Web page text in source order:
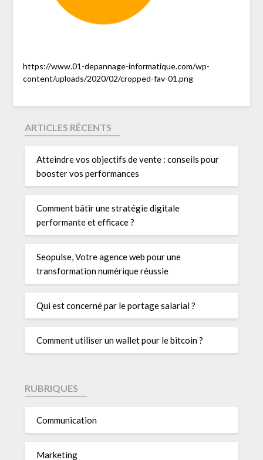
https://www.01-depannage-informatique.com/wp-
content/uploads/2020/02/cropped-fav-01.png
ARTICLES RÉCENTS
Atteindre vos objectifs de vente : conseils pour
booster vos performances
Comment bâtir une stratégie digitale
performante et efficace ?
Seopulse, Votre agence web pour une
transformation numérique réussie
Qui est concerné par le portage salarial ?
Comment utiliser un wallet pour le bitcoin ?
RUBRIQUES
Communication
Marketing